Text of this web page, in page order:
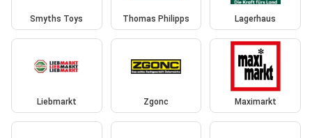
Smyths Toys Thomas Philipps Lagerhaus
Liebmarkt Zgonc Maximarkt